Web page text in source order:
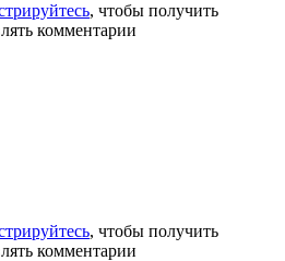
, чтобы получить
комментарии
, чтобы получить
комментарии